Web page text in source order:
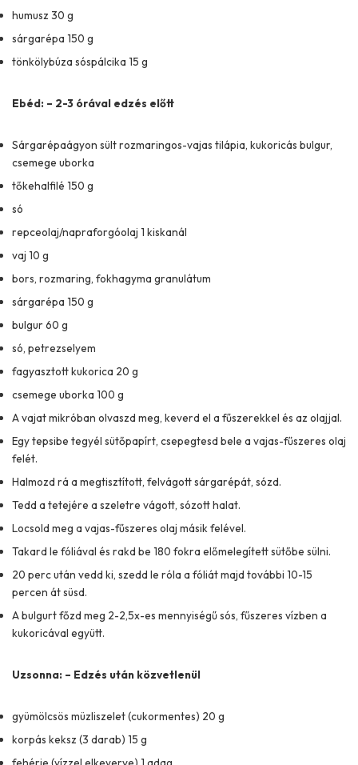
humusz 30 g
sárgarépa 150 g
tönkölybúza sóspálcika 15 g
Ebéd: – 2-3 órával edzés előtt
Sárgarépaágyon sült rozmaringos-vajas tilápia, kukoricás bulgur,
csemege uborka
tőkehalfilé 150 g
só
repceolaj/napraforgóolaj 1 kiskanál
vaj 10 g
bors, rozmaring, fokhagyma granulátum
sárgarépa 150 g
bulgur 60 g
só, petrezselyem
fagyasztott kukorica 20 g
csemege uborka 100 g
A vajat mikróban olvaszd meg, keverd el a fűszerekkel és az olajjal.
Egy tepsibe tegyél sütőpapírt, csepegtesd bele a vajas-fűszeres olaj
felét.
Halmozd rá a megtisztított, felvágott sárgarépát, sózd.
Tedd a tetejére a szeletre vágott, sózott halat.
Locsold meg a vajas-fűszeres olaj másik felével.
Takard le fóliával és rakd be 180 fokra előmelegített sütőbe sülni.
20 perc után vedd ki, szedd le róla a fóliát majd további 10-15
percen át süsd.
A bulgurt főzd meg 2-2,5x-es mennyiségű sós, fűszeres vízben a
kukoricával együtt.
Uzsonna: – Edzés után közvetlenül
gyümölcsös müzliszelet (cukormentes) 20 g
korpás keksz (3 darab) 15 g